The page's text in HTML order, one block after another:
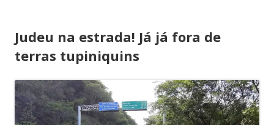
Judeu na estrada! Já já fora de
terras tupiniquins